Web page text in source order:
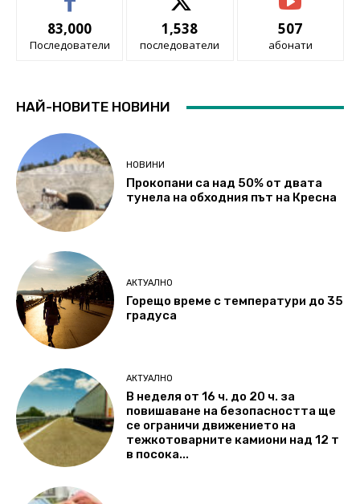
83,000
Последователи
1,538
последователи
507
абонати
НАЙ-НОВИТЕ НОВИНИ
НОВИНИ
Прокопани са над 50% от двата
тунела на обходния път на Кресна
АКТУАЛНО
Горещо време с температури до 35
градуса
АКТУАЛНО
В неделя от 16 ч. до 20 ч. за
повишаване на безопасността ще
се ограничи движението на
тежкотоварните камиони над 12 т
в посока...